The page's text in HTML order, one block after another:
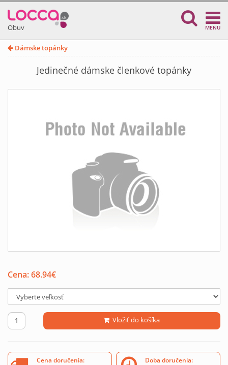
Obuv MENU
Dámske topánky
Jedinečné dámske členkové topánky
Cena:68.94€
Vložiť do košíka
Cena doručenia:
Doba doručenia: